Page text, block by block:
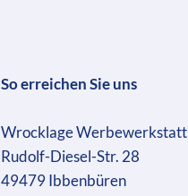
So erreichen Sie uns
Wrocklage Werbewerkstatt
Rudolf-Diesel-Str. 28
49479 Ibbenbüren